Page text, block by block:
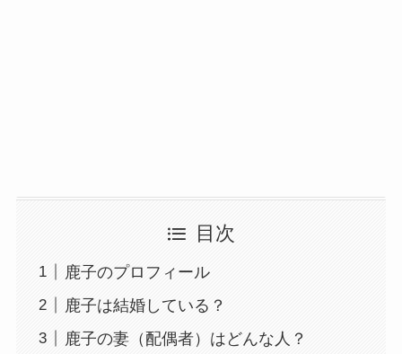
目次
鹿子のプロフィール
鹿子は結婚している？
鹿子の妻（配偶者）はどんな人？